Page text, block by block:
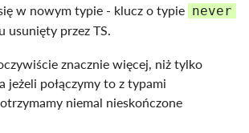
w nowym typie - klucz o typie never
usunięty przez TS.
znacznie więcej, niż tylko
jeżeli połączymy to z typami
niemal nieskończone